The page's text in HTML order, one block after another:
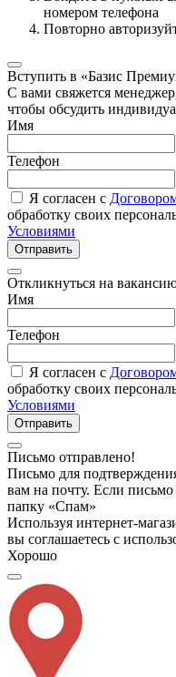
номером телефона
Повторно
Вступить в «Базис
С вами свяжется
чтобы обсудить
Имя
Телефон
Я согласен с
обработку своих
Условиями
Отправить
Откликнуться на
Имя
Телефон
Я согласен с
обработку своих
Условиями
Отправить
Письмо отправлено!
Письмо для
вам на почту. Если письмо
папку «Спам»
Используя интернет-
вы соглашаетесь с
Хорошо